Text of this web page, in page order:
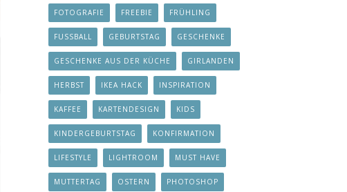
FOTOGRAFIE FREEBIE FRÜHLING
FUSSBALL GEBURTSTAG GESCHENKE
GESCHENKE AUS DER KÜCHE GIRLANDEN
HERBST IKEA HACK INSPIRATION
KAFFEE KARTENDESIGN KIDS
KINDERGEBURTSTAG KONFIRMATION
LIFESTYLE LIGHTROOM MUST HAVE
MUTTERTAG OSTERN PHOTOSHOP